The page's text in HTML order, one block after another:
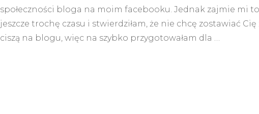
społeczności bloga na moim facebooku. Jednak zajmie mi to
jeszcze trochę czasu i stwierdziłam, że nie chcę zostawiać Cię
ciszą na blogu, więc na szybko przygotowałam dla …